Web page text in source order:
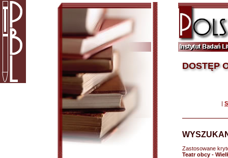
DOSTĘP
|
Zastosowane
Teatr obcy -